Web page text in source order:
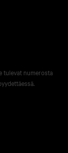
tulevat numerosta